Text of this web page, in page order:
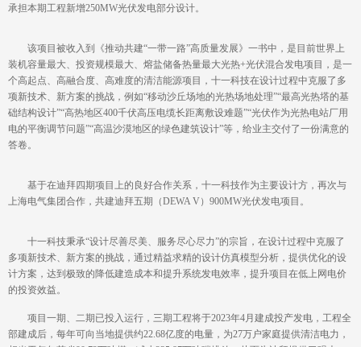
承担本期工程新增250MW光伏发电部分设计。
该项目被收入到《推动共建“一带一路”高质量发展》一书中，是目前世界上
装机容量最大、投资规模最大、熔盐储备热量最大光热+光伏混合发电项目，是一
个高起点、高融合度、高难度的清洁能源项目，十一科技在设计过程中克服了多
项新技术、新方案的挑战，例如“移动沙丘场地的光热场地处理”“最高光热塔的基
础结构设计”“高热地区400千伏高压电缆长距离敷设难题”“光伏作为光热电站厂用
电的平衡调节问题”“高温沙漠地区的绿色建筑设计”等，给业主交付了一份满意的
答卷。
基于在迪拜四期项目上的良好合作关系，十一科技作为主要设计方，再次与
上海电气集团合作，共建迪拜五期（DEWA V）900MW光伏发电项目。
十一科技秉承“设计尽善尽美、服务尽心尽力”的宗旨，在设计过程中克服了
多项新技术、新方案的挑战，通过精益求精的设计仿真模型分析，提供优化的设
计方案，达到极致的降低建造成本和提升系统发电效率，提升项目在低上网电价
的投资效益。
项目一期、二期已投入运行，三期工程将于2023年4月建成投产发电，工程全
部建成后，每年可向当地提供约22.68亿度的电量，为27万户家庭提供清洁电力，